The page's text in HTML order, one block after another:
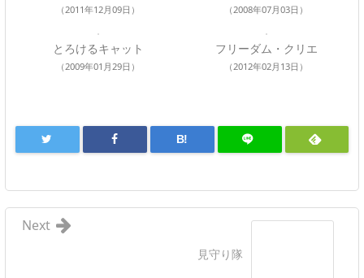
（2011年12月09日） （2008年07月03日）
とろけるキャット
（2009年01月29日）
フリーダム・クリエ
（2012年02月13日）
B!
見守り隊
Next